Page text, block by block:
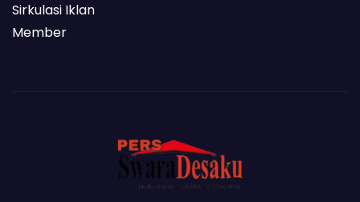
Sirkulasi Iklan
Member